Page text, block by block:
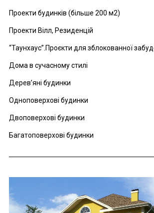
Проекти будинків (більше 200 м2)
Проекти Вілл, Резиденцій
“Таунхаус”.Проєкти для зблокованної
Дома в сучасному стилі
Дерев’яні будинки
Одноповерхові будинки
Двоповерхові будинки
Багатоповерхові будинки